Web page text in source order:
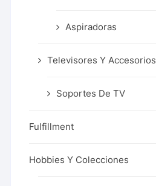
Aspiradoras
Televisores Y Accesorios
Soportes De TV
Fulfillment
Hobbies Y Colecciones